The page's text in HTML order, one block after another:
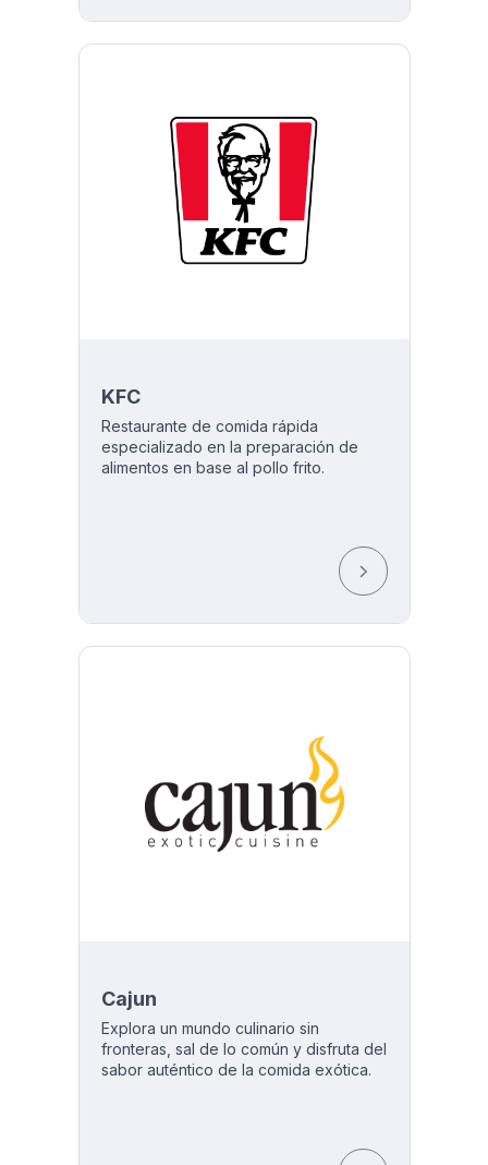
KFC
Restaurante de comida rápida
especializado en la preparación de
alimentos en base al pollo frito.
Cajun
Explora un mundo culinario sin
fronteras, sal de lo común y disfruta del
sabor auténtico de la comida exótica.